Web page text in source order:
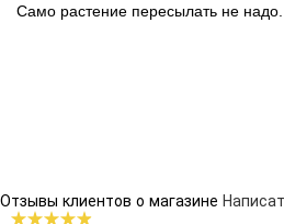
Само растение пересылать не надо.
Отзывы клиентов о магазине